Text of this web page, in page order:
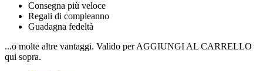
Consegna più veloce
Regali di compleanno
Guadagna fedeltà
...o molte altre vantaggi. Valido per AGGIUNGI AL CARRELLO
qui sopra.